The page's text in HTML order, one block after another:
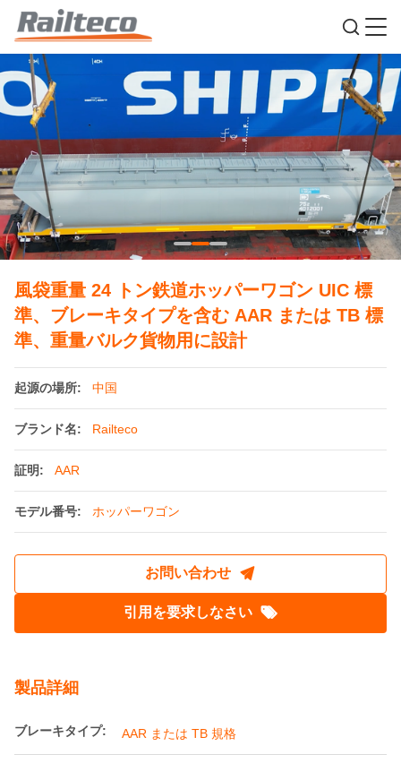
風袋重量 24 トン鉄道ホッパーワゴン UIC 標
準、ブレーキタイプを含む AAR または TB 標
準、重量バルク貨物用に設計
起源の場所: 中国
ブランド名: Railteco
証明: AAR
モデル番号: ホッパーワゴン
お問い合わせ
引用を要求しなさい
製品詳細
ブレーキタイプ: AAR または TB 規格